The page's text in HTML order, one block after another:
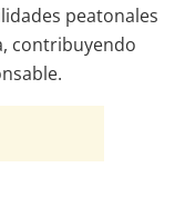
peatonales
contribuyendo